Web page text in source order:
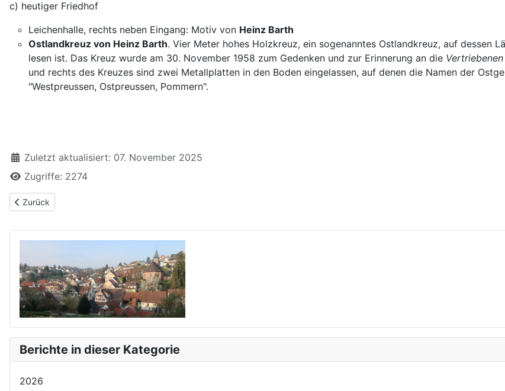
c) heutiger Friedhof
Leichenhalle, rechts neben Eingang: Motiv von Heinz Barth
Ostlandkreuz von Heinz Barth. Vier Meter hohes Holzkreuz, ein sogenanntes Ostlandkreuz, auf dessen
lesen ist. Das Kreuz wurde am 30. November 1958 zum Gedenken und zur Erinnerung an die Vertriebenen
und rechts des Kreuzes sind zwei Metallplatten in den Boden eingelassen, auf denen die Namen der
"Westpreussen, Ostpreussen, Pommern".
Zuletzt aktualisiert: 07. November 2025
Zugriffe: 2274
Vorheriger Beitrag: Brunnen und Quellen in Grünwettersbach
Zurück
Berichte in dieser Kategorie
2026